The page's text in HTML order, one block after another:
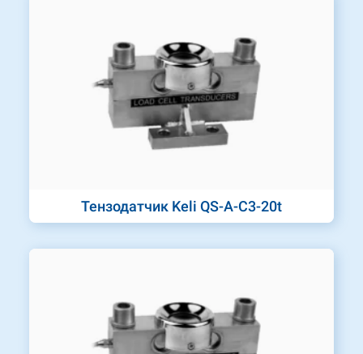
Тензодатчик Keli QS-A-C3-20t